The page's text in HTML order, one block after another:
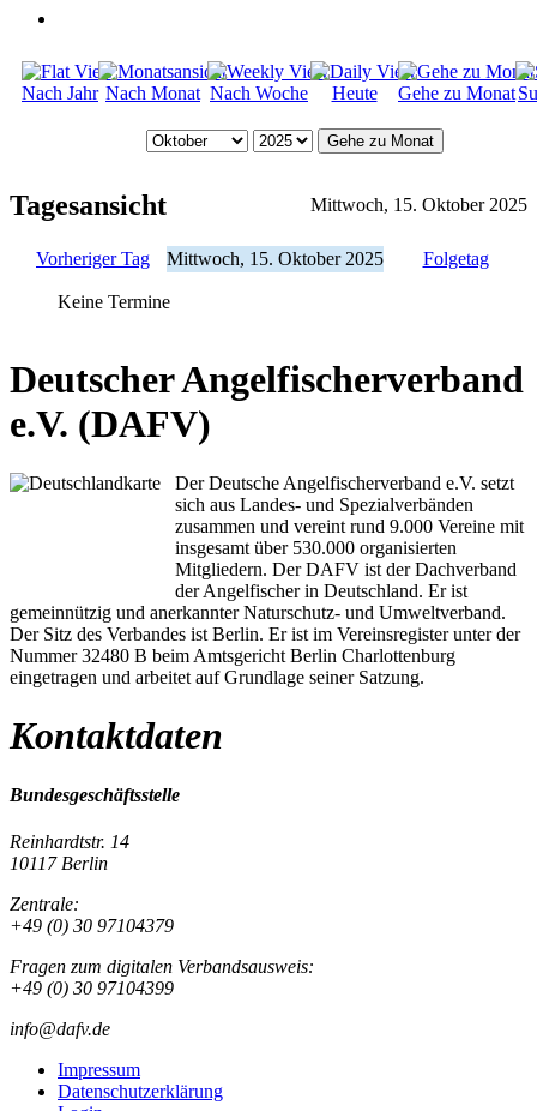
Nach Jahr Nach Monat Nach Woche Heute Gehe zu Monat
Gehe zu Monat
Tagesansicht Mittwoch, 15. Oktober 2025
Vorheriger Tag Mittwoch, 15. Oktober 2025 Folgetag
Keine Termine
Deutscher Angelfischerverband
e.V. (DAFV)
Der Deutsche Angelfischerverband e.V. setzt
sich aus Landes- und Spezialverbänden
zusammen und vereint rund 9.000 Vereine mit
insgesamt über 530.000 organisierten
Mitgliedern. Der DAFV ist der Dachverband
der Angelfischer in Deutschland. Er ist
gemeinnützig und anerkannter Naturschutz- und Umweltverband.
Der Sitz des Verbandes ist Berlin. Er ist im Vereinsregister unter der
Nummer 32480 B beim Amtsgericht Berlin Charlottenburg
eingetragen und arbeitet auf Grundlage seiner Satzung.
Kontaktdaten
Bundesgeschäftsstelle
Reinhardtstr. 14
10117 Berlin
Zentrale:
+49 (0) 30 97104379
Fragen zum digitalen Verbandsausweis:
+49 (0) 30 97104399
info@dafv.de
Impressum
Datenschutzerklärung